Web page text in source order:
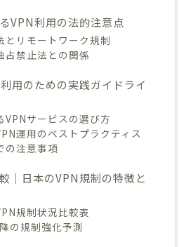
VPN利用の法的注意点
とリモートワーク規制
占禁止法との関係
用のための実践ガイドライ
VPNサービスの選び方
運用のベストプラクティス
の注意事項
｜日本のVPN規制の特徴と
規制状況比較表
の規制強化予測